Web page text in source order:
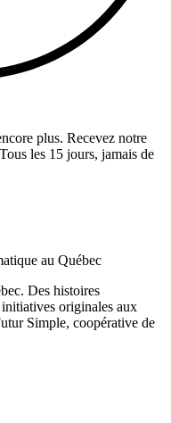
plus. Recevez notre
les 15 jours, jamais de
Des histoires
originales aux
Simple, coopérative de